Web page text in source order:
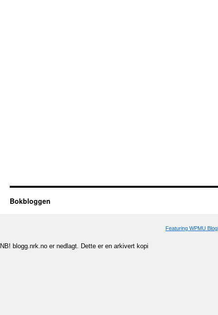
Bokbloggen
Featuring WPMU
NB! blogg.nrk.no er nedlagt. Dette er en arkivert kopi